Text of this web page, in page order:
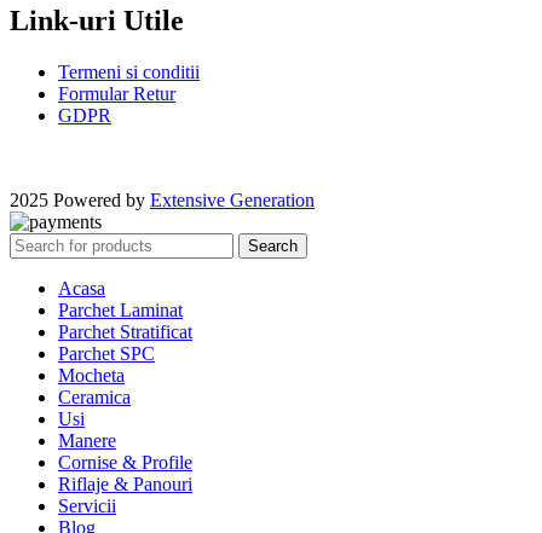
Link-uri Utile
Termeni si conditii
Formular Retur
GDPR
2025 Powered by Extensive Generation
Search
Acasa
Parchet Laminat
Parchet Stratificat
Parchet SPC
Mocheta
Ceramica
Usi
Manere
Cornise & Profile
Riflaje & Panouri
Servicii
Blog